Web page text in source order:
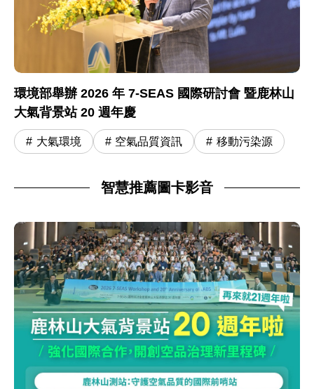
環境部舉辦 2026 年 7-SEAS 國際研討會 暨鹿林山
大氣背景站 20 週年慶
大氣環境 空氣品質資訊 移動污染源
智慧推薦圖卡影音